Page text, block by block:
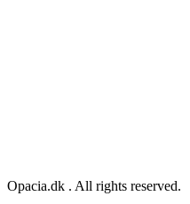
Opacia.dk . All rights reserved.